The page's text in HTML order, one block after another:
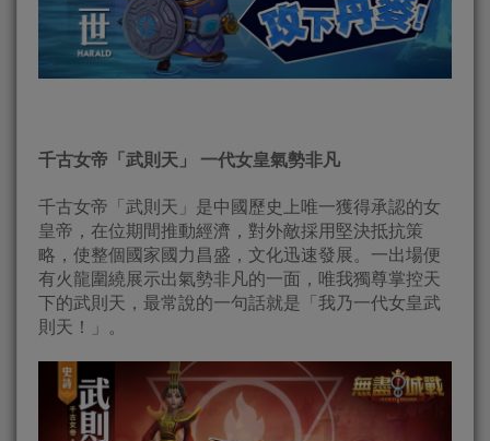
千古女帝「武則天」 一代女皇氣勢非凡
千古女帝「武則天」是中國歷史上唯一獲得承認的女
皇帝，在位期間推動經濟，對外敵採用堅決抵抗策
略，使整個國家國力昌盛，文化迅速發展。一出場便
有火龍圍繞展示出氣勢非凡的一面，唯我獨尊掌控天
下的武則天，最常說的一句話就是「我乃一代女皇武
則天！」。